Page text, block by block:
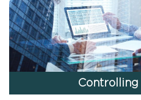
Controlling